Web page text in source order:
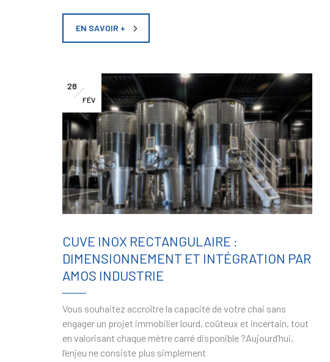
EN SAVOIR +
28
FÉV
CUVE INOX RECTANGULAIRE :
DIMENSIONNEMENT ET INTÉGRATION PAR
AMOS INDUSTRIE
Vous souhaitez accroître la capacité de votre chai sans
engager un projet immobilier lourd, coûteux et incertain, tout
en valorisant chaque mètre carré disponible ?Aujourd’hui,
l’enjeu ne consiste plus simplement